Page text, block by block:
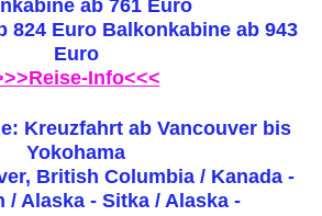
ab 761 Euro
824 Euro Balkonkabine ab 943
Euro
Info<<<
Kreuzfahrt ab Vancouver bis
Yokohama
British Columbia / Kanada -
/ Alaska - Sitka / Alaska -